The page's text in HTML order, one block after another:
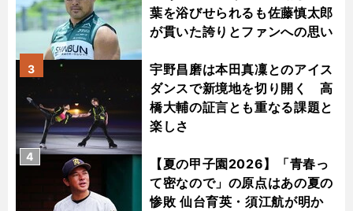
葉を浴びせられるも佐藤慎太郎
が貫いた誇りとファンへの思い
宇野昌磨は本田真凜とのアイス
ダンスで新境地を切り開く 高
橋大輔の証言とも重なる課題と
楽しさ
3
【夏の甲子園2026】「青春っ
て密なので」の原点はあの夏の
惨敗 仙台育英・須江航が明か
4